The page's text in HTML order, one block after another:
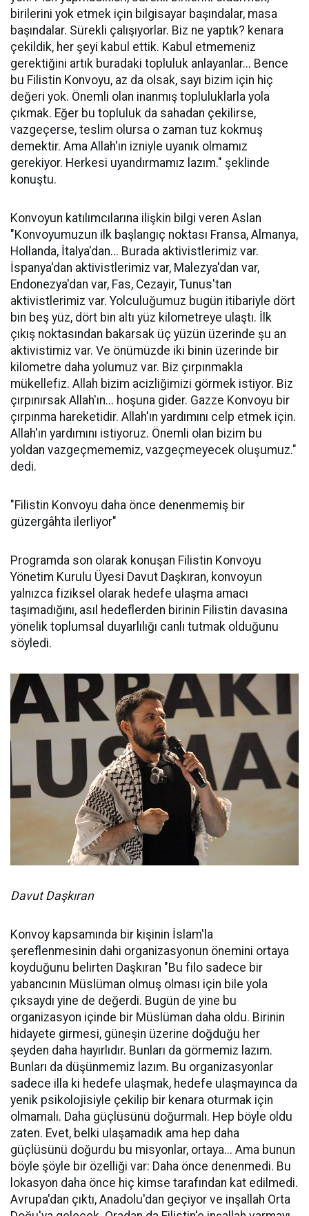
birilerini yok etmek için bilgisayar başındalar, masa
başındalar. Sürekli çalışıyorlar. Biz ne yaptık? kenara
çekildik, her şeyi kabul ettik. Kabul etmemeniz
gerektiğini artık buradaki topluluk anlayanlar... Bence
bu Filistin Konvoyu, az da olsak, sayı bizim için hiç
değeri yok. Önemli olan inanmış topluluklarla yola
çıkmak. Eğer bu topluluk da sahadan çekilirse,
vazgeçerse, teslim olursa o zaman tuz kokmuş
demektir. Ama Allah'ın izniyle uyanık olmamız
gerekiyor. Herkesi uyandırmamız lazım." şeklinde
konuştu.
Konvoyun katılımcılarına ilişkin bilgi veren Aslan
"Konvoyumuzun ilk başlangıç noktası Fransa, Almanya,
Hollanda, İtalya'dan... Burada aktivistlerimiz var.
İspanya'dan aktivistlerimiz var, Malezya'dan var,
Endonezya'dan var, Fas, Cezayir, Tunus'tan
aktivistlerimiz var. Yolculuğumuz bugün itibariyle dört
bin beş yüz, dört bin altı yüz kilometreye ulaştı. İlk
çıkış noktasından bakarsak üç yüzün üzerinde şu an
aktivistimiz var. Ve önümüzde iki binin üzerinde bir
kilometre daha yolumuz var. Biz çırpınmakla
mükellefiz. Allah bizim acizliğimizi görmek istiyor. Biz
çırpınırsak Allah'ın... hoşuna gider. Gazze Konvoyu bir
çırpınma hareketidir. Allah'ın yardımını celp etmek için.
Allah'ın yardımını istiyoruz. Önemli olan bizim bu
yoldan vazgeçmememiz, vazgeçmeyecek oluşumuz."
dedi.
"Filistin Konvoyu daha önce denenmemiş bir
güzergâhta ilerliyor"
Programda son olarak konuşan Filistin Konvoyu
Yönetim Kurulu Üyesi Davut Daşkıran, konvoyun
yalnızca fiziksel olarak hedefe ulaşma amacı
taşımadığını, asıl hedeflerden birinin Filistin davasına
yönelik toplumsal duyarlılığı canlı tutmak olduğunu
söyledi.
Davut Daşkıran
Konvoy kapsamında bir kişinin İslam'la
şereflenmesinin dahi organizasyonun önemini ortaya
koyduğunu belirten Daşkıran "Bu filo sadece bir
yabancının Müslüman olmuş olması için bile yola
çıksaydı yine de değerdi. Bugün de yine bu
organizasyon içinde bir Müslüman daha oldu. Birinin
hidayete girmesi, güneşin üzerine doğduğu her
şeyden daha hayırlıdır. Bunları da görmemiz lazım.
Bunları da düşünmemiz lazım. Bu organizasyonlar
sadece illa ki hedefe ulaşmak, hedefe ulaşmayınca da
yenik psikolojisiyle çekilip bir kenara oturmak için
olmamalı. Daha güçlüsünü doğurmalı. Hep böyle oldu
zaten. Evet, belki ulaşamadık ama hep daha
güçlüsünü doğurdu bu misyonlar, ortaya... Ama bunun
böyle şöyle bir özelliği var: Daha önce denenmedi. Bu
lokasyon daha önce hiç kimse tarafından kat edilmedi.
Avrupa'dan çıktı, Anadolu'dan geçiyor ve inşallah Orta